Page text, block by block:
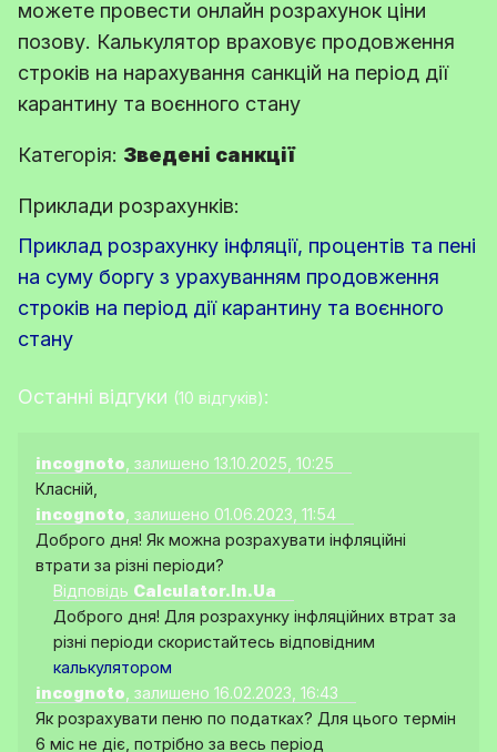
можете провести онлайн розрахунок ціни
позову. Калькулятор враховує продовження
строків на нарахування санкцій на період дії
карантину та воєнного стану
Категорія: Зведені санкції
Приклади розрахунків:
Приклад розрахунку інфляції, процентів та пені
на суму боргу з урахуванням продовження
строків на період дії карантину та воєнного
стану
Останні відгуки (10 відгуків):
incognoto , залишено 13.10.2025, 10:25
Класній,
incognoto , залишено 01.06.2023, 11:54
Доброго дня! Як можна розрахувати інфляційні
втрати за різні періоди?
Відповідь Calculator.In.Ua
Доброго дня! Для розрахунку інфляційних втрат за
різні періоди скористайтесь відповідним
калькулятором
incognoto , залишено 16.02.2023, 16:43
Як розрахувати пеню по податках? Для цього термін
6 міс не діє, потрібно за весь період